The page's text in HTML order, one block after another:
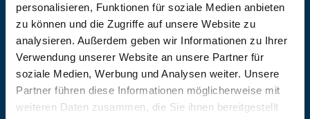
personalisieren, Funktionen für soziale Medien anbieten
zu können und die Zugriffe auf unsere Website zu
analysieren. Außerdem geben wir Informationen zu Ihrer
Verwendung unserer Website an unsere Partner für
soziale Medien, Werbung und Analysen weiter. Unsere
Partner führen diese Informationen möglicherweise mit
weiteren Daten zusammen, die Sie ihnen bereitgestellt
EMAIL
info@kanzlsperger.de
BERATUNG & BESTELLUNG
Montag – Donnerstag: 08:00 – 17:00
Freitag: 08:00 - 16:00
UNTERNEHMEN